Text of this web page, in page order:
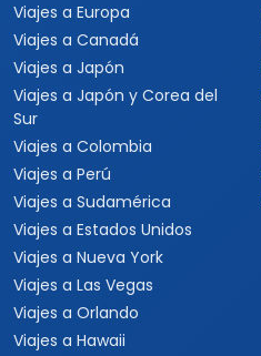
Viajes a Europa
Viajes a Canadá
Viajes a Japón
Viajes a Japón y Corea del
Sur
Viajes a Colombia
Viajes a Perú
Viajes a Sudamérica
Viajes a Estados Unidos
Viajes a Nueva York
Viajes a Las Vegas
Viajes a Orlando
Viajes a Hawaii